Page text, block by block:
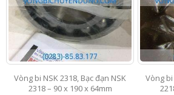
Vòng bi NSK 2318, Bạc đạn NSK
2318 – 90 x 190 x 64mm
Vòng bi